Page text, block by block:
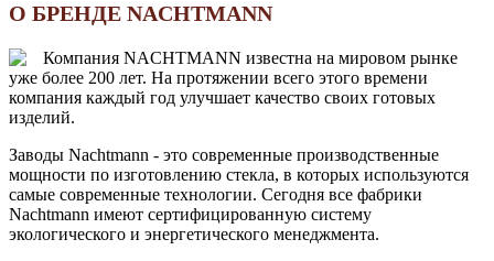
О БРЕНДЕ NACHTMANN
Компания NACHTMANN известна на мировом рынке
уже более 200 лет. На протяжении всего этого времени
компания каждый год улучшает качество своих готовых
изделий.
Заводы Nachtmann - это современные производственные
мощности по изготовлению стекла, в которых используются
самые современные технологии. Сегодня все фабрики
Nachtmann имеют сертифицированную систему
экологического и энергетического менеджмента.